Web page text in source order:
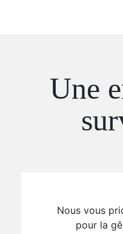
Une
Nous vous
pour la